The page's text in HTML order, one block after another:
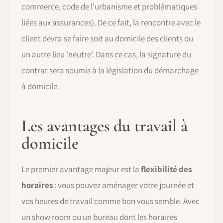
commerce, code de l'urbanisme et problématiques
liées aux assurances). De ce fait, la rencontre avec le
client devra se faire soit au domicile des clients ou
un autre lieu 'neutre'. Dans ce cas, la signature du
contrat sera soumis à la législation du démarchage
à domicile.
Les avantages du travail à
domicile
Le premier avantage majeur est laflexibilité des
horaires: vous pouvez aménager votre journée et
vos heures de travail comme bon vous semble. Avec
un show room ou un bureau dont les horaires